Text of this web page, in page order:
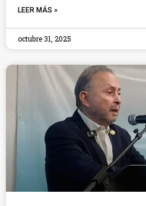
LEER MÁS »
octubre 31, 2025